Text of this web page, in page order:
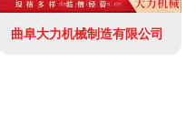
曲阜大力机械制造有限公司